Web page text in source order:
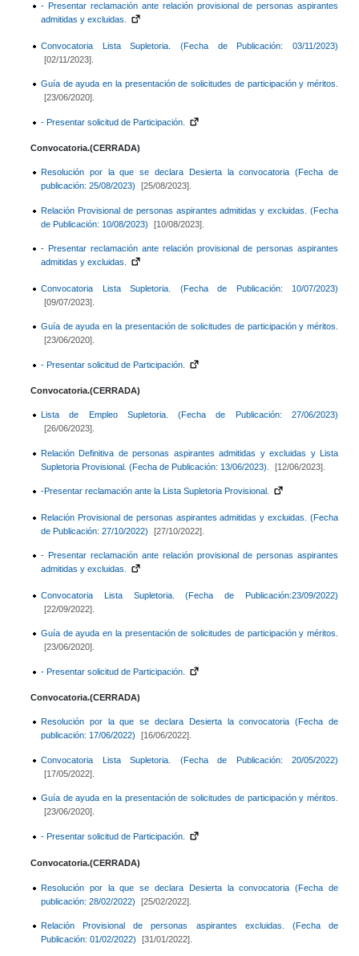
- Presentar reclamación ante relación provisional de personas aspirantes
admitidas y excluidas.
Convocatoria Lista Supletoria. (Fecha de Publicación: 03/11/2023)
[02/11/2023].
Guía de ayuda en la presentación de solicitudes de participación y méritos.
[23/06/2020].
- Presentar solicitud de Participación.
Convocatoria.(CERRADA)
Resolución por la que se declara Desierta la convocatoria (Fecha de
publicación: 25/08/2023)
[25/08/2023].
Relación Provisional de personas aspirantes admitidas y excluidas. (Fecha
de Publicación: 10/08/2023)
[10/08/2023].
- Presentar reclamación ante relación provisional de personas aspirantes
admitidas y excluidas.
Convocatoria Lista Supletoria. (Fecha de Publicación: 10/07/2023)
[09/07/2023].
Guía de ayuda en la presentación de solicitudes de participación y méritos.
[23/06/2020].
- Presentar solicitud de Participación.
Convocatoria.(CERRADA)
Lista de Empleo Supletoria. (Fecha de Publicación: 27/06/2023)
[26/06/2023].
Relación Definitiva de personas aspirantes admitidas y excluidas y Lista
Supletoria Provisional. (Fecha de Publicación: 13/06/2023).
[12/06/2023].
-Presentar reclamación ante la Lista Supletoria Provisional.
Relación Provisional de personas aspirantes admitidas y excluidas. (Fecha
de Publicación: 27/10/2022)
[27/10/2022].
- Presentar reclamación ante relación provisional de personas aspirantes
admitidas y excluidas.
Convocatoria Lista Supletoria. (Fecha de Publicación:23/09/2022)
[22/09/2022].
Guía de ayuda en la presentación de solicitudes de participación y méritos.
[23/06/2020].
- Presentar solicitud de Participación.
Convocatoria.(CERRADA)
Resolución por la que se declara Desierta la convocatoria (Fecha de
publicación: 17/06/2022)
[16/06/2022].
Convocatoria Lista Supletoria. (Fecha de Publicación: 20/05/2022)
[17/05/2022].
Guía de ayuda en la presentación de solicitudes de participación y méritos.
[23/06/2020].
- Presentar solicitud de Participación.
Convocatoria.(CERRADA)
Resolución por la que se declara Desierta la convocatoria (Fecha de
publicación: 28/02/2022)
[25/02/2022].
Relación Provisional de personas aspirantes excluidas. (Fecha de
Publicación: 01/02/2022)
[31/01/2022].